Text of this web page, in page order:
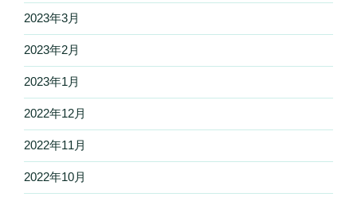
2023年3月
2023年2月
2023年1月
2022年12月
2022年11月
2022年10月